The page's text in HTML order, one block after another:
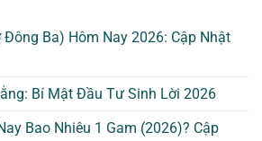
Đông Ba) Hôm Nay 2026: Cập Nhật
Bí Mật Đầu Tư Sinh Lời 2026
Bao Nhiêu 1 Gam (2026)? Cập